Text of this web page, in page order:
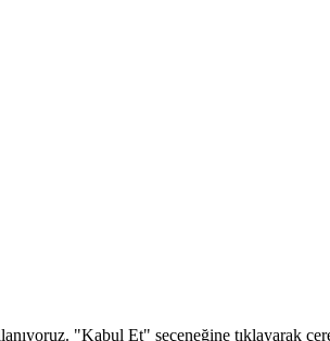
"Kabul Et" seçeneğine tıklayarak